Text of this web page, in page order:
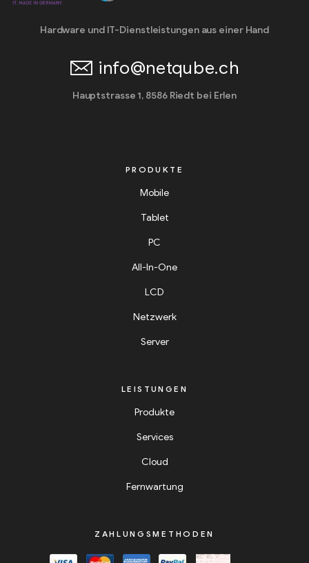
Hardware und IT-Dienstleistungen aus einer Hand
info@netqube.ch
Hauptstrasse 1, 8586 Riedt bei Erlen
PRODUKTE
Mobile
Tablet
PC
All-In-One
LCD
Netzwerk
Server
LEISTUNGEN
Produkte
Services
Cloud
Fernwartung
ZAHLUNGSMETHODEN